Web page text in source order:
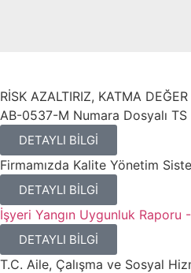
RİSK AZALTIRIZ, KATMA
AB-0537-M Numara Dosyalı TS
DETAYLI BİLGİ
Firmamızda Kalite Yönetim
DETAYLI BİLGİ
İşyeri Yangın Uygunluk Raporu
DETAYLI BİLGİ
T.C. Aile, Çalışma ve Sosyal